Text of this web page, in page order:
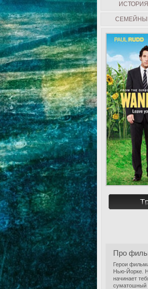
Про
Герои
Нью-Йорке.
начинает
суматошный
ИСТОРИЯ